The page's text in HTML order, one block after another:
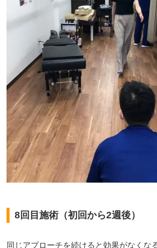
8回目施術（初回から2週後）
同じアプローチを続けると効果がなくな